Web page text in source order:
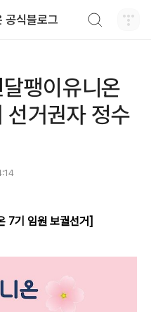
공식블로그
팽이유니온
선거권자 정수
7기 임원 보궐선거]